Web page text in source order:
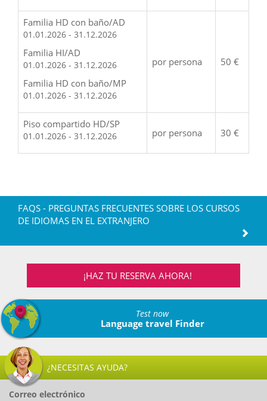
Familia HD con baño/AD
01.01.2026 - 31.12.2026
Familia HI/AD
01.01.2026 - 31.12.2026
Familia HD con baño/MP
01.01.2026 - 31.12.2026
por persona 50 €
Piso compartido HD/SP
01.01.2026 - 31.12.2026 por persona 30 €
FAQS - PREGUNTAS FRECUENTES SOBRE LOS CURSOS
DE IDIOMAS EN EL EXTRANJERO
¡HAZ TU RESERVA AHORA!
Test now
Language travel Finder
¿NECESITAS AYUDA?
Correo electrónico